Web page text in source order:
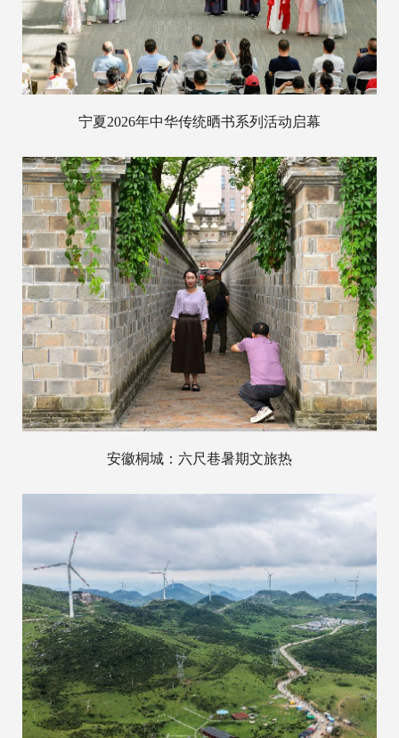
宁夏2026年中华传统晒书系列活动启幕
安徽桐城：六尺巷暑期文旅热